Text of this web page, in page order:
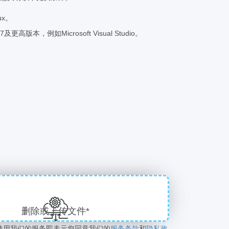
更高版本，例如Microsoft Visual Studio。
删除或上传文件*